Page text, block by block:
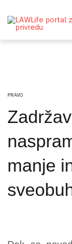
PRAVO
manje